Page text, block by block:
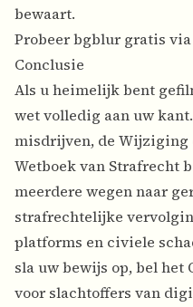
bewaart.
Probeer bgblur gratis via
Conclusie
Als u heimelijk bent
wet volledig aan uw
misdrijven, de Wijziging
Wetboek van Strafrecht
meerdere wegen naar
strafrechtelijke
platforms en civiele
sla uw bewijs op, bel
voor slachtoffers van